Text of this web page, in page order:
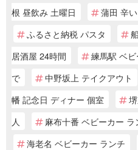
根 昼飲み 土曜日
蒲田 辛い
ふるさと納税 パスタ
居酒屋 24時間
練馬駅 ベ
で
中野坂上 テイクアウト
幡 記念日 ディナー 個室
人
麻布十番 ベビーカー ラ
海老名 ベビーカー ランチ